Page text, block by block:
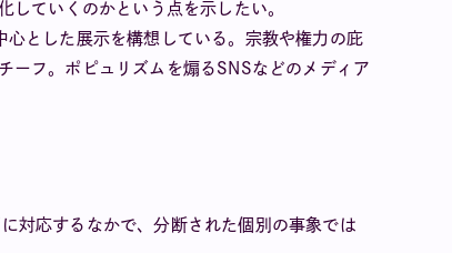
していくのかという点を示したい。
とした展示を構想している。宗教や権力の庇
ーフ。ポピュリズムを煽るSNSなどのメディア
対応するなかで、分断された個別の事象では